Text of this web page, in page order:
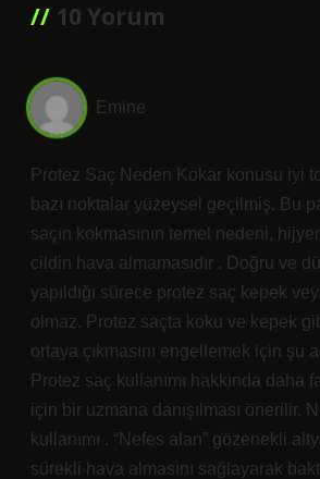
10 Yorum
Emine
Protez Saç Neden Kokar konusu iyi
bazı noktalar yüzeysel geçilmiş. Bu
saçın kokmasının temel nedeni,
cildin hava almamasıdır . Doğru ve
yapıldığı sürece protez saç kepek
olmaz. Protez saçta koku ve kepek
ortaya çıkmasını engellemek için şu
Protez saç kullanımı hakkında daha
için bir uzmana danışılması önerilir.
kullanımı . “Nefes alan” gözenekli
sürekli hava almasını sağlayarak